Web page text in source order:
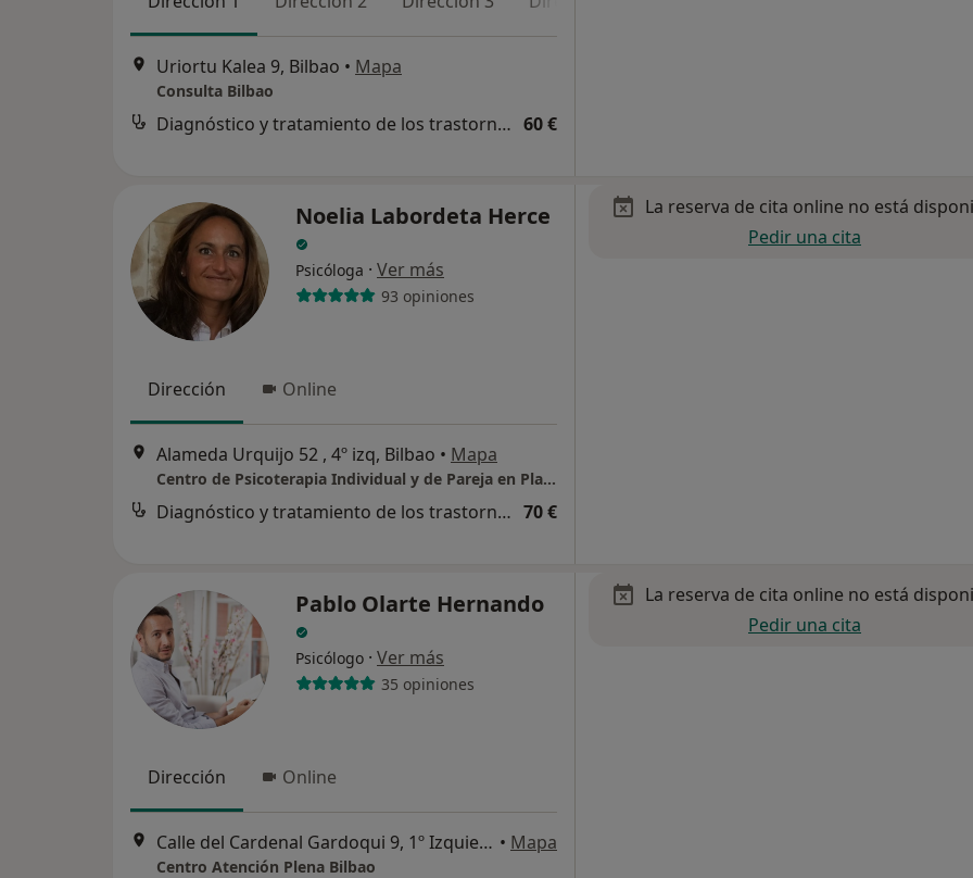
Uriortu Kalea 9, Bilbao • Mapa
Consulta Bilbao
Diagnóstico y tratamiento de los trastornos depresivos 60 €
Noelia Labordeta Herce
Psicóloga · Ver más
93 opiniones
Dirección Online
Alameda Urquijo 52 , 4º izq, Bilbao • Mapa
Centro de Psicoterapia Individual y de Pareja en Plaza Indautxu
Diagnóstico y tratamiento de los trastornos depresivos 70 €
La reserva de cita online no está
Pedir una cita
Pablo Olarte Hernando
Psicólogo · Ver más
35 opiniones
Dirección Online
Calle del Cardenal Gardoqui 9, 1º Izquierda, Bilbao • Mapa
Centro Atención Plena Bilbao
La reserva de cita online no está
Pedir una cita